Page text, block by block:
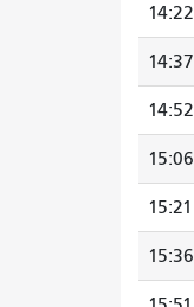
14:22
14:37
14:52
15:06
15:21
15:36